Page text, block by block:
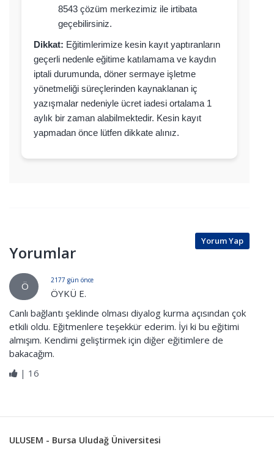
8543 çözüm merkezimiz ile irtibata
geçebilirsiniz.
Dikkat: Eğitimlerimize kesin kayıt yaptıranların
geçerli nedenle eğitime katılamama ve kaydın
iptali durumunda, döner sermaye işletme
yönetmeliği süreçlerinden kaynaklanan iç
yazışmalar nedeniyle ücret iadesi ortalama 1
aylık bir zaman alabilmektedir. Kesin kayıt
yapmadan önce lütfen dikkate alınız.
Yorumlar
Yorum Yap
Ö 2177 gün önce
ÖYKÜ E.
Canlı bağlantı şeklinde olması diyalog kurma açısından çok
etkili oldu. Eğitmenlere teşekkür ederim. İyi ki bu eğitimi
almışım. Kendimi geliştirmek için diğer eğitimlere de
bakacağım.
| 16
ULUSEM - Bursa Uludağ Üniversitesi